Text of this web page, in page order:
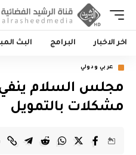
اخر الاخبار البرامج البث
عربي ودولي
مجلس السلام
مشكلات بالتمويل